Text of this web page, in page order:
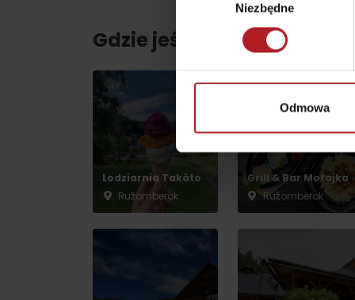
Niezbędne
Odmowa
KAMERY
Jasná Nízke Tatry
Chopok w zimę
według pory roku
WYKAZ ATRAKCJI DLA DZIECI
Gdzie jeść i pić w pobliżu:
Lodziarnia Takáto
Ružomberok
Grill & Bar Motajka
Ružomberok